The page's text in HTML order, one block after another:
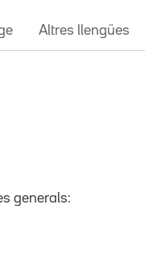
Altres llengües
generals: